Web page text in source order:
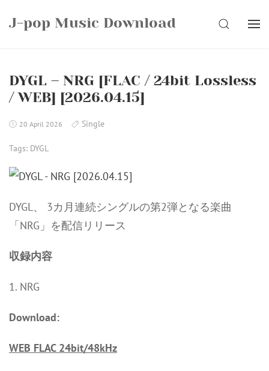
J-pop Music Download SEARCH
DYGL – NRG [FLAC / 24bit Lossless
/ WEB] [2026.04.15]
20 April 2026 Single
Tags: DYGL
DYGL、 3カ月連続シングルの第2弾となる楽曲
「NRG」を配信リリース
収録内容
1. NRG
Download:
WEB FLAC 24bit/48kHz